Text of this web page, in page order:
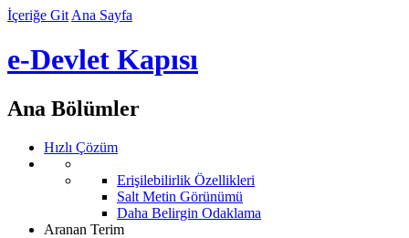
İçeriğe Git Ana Sayfa
e-Devlet Kapısı
Ana Bölümler
Hızlı Çözüm
Erişilebilirlik Özellikleri
Salt Metin Görünümü
Daha Belirgin Odaklama
Aranan Terim